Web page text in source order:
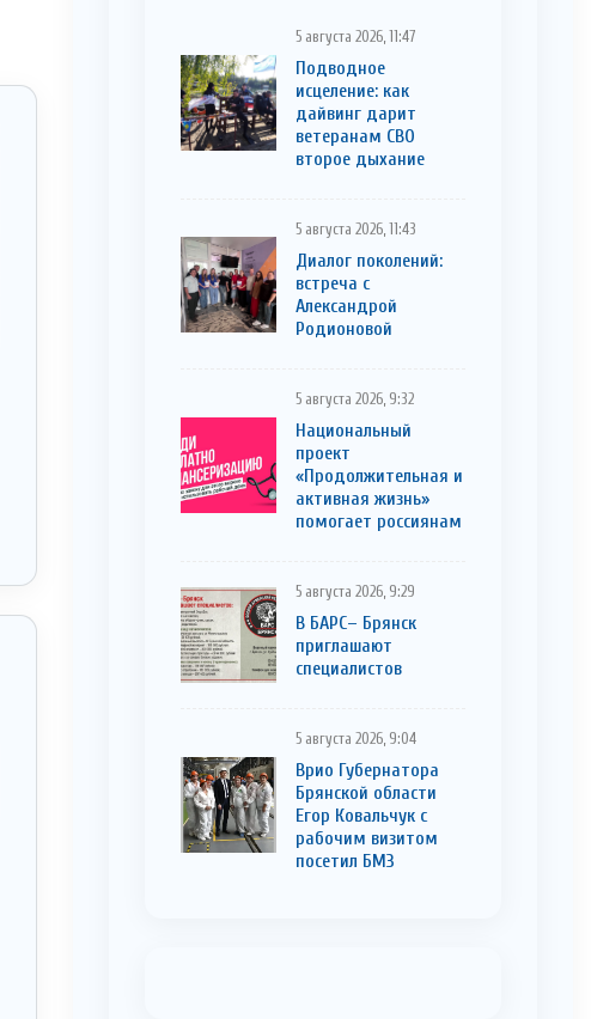
5 августа 2026, 11:47
Подводное
исцеление: как
дайвинг дарит
ветеранам СВО
второе дыхание
5 августа 2026, 11:43
Диалог поколений:
встреча с
Александрой
Родионовой
5 августа 2026, 9:32
Национальный
проект
«Продолжительная и
активная жизнь»
помогает россиянам
5 августа 2026, 9:29
В БАРС– Брянcк
приглaшают
cпециaлистoв
5 августа 2026, 9:04
Врио Губернатора
Брянской области
Егор Ковальчук с
рабочим визитом
посетил БМЗ